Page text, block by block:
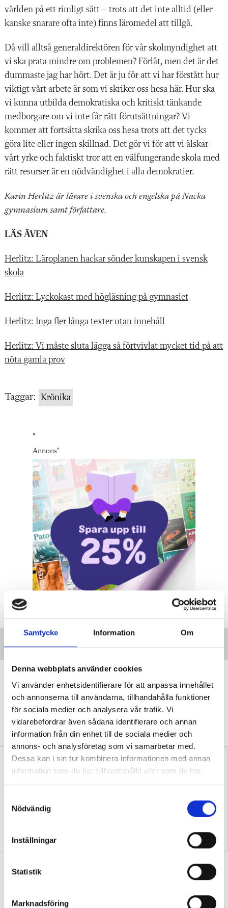
Samtycke Information Om
Denna webbplats använder cookies
Vi använder enhetsidentifierare för att anpassa innehållet
och annonserna till användarna, tillhandahålla funktioner
för sociala medier och analysera vår trafik. Vi
vidarebefordrar även sådana identifierare och annan
information från din enhet till de sociala medier och
annons- och analysföretag som vi samarbetar med.
Dessa kan i sin tur kombinera informationen med annan
information som du har tillhandahållit eller som de har
samlat in när du har använt deras tjänster.
Nödvändig
Inställningar
Statistik
Marknadsföring
världen på ett rimligt sätt – trots att det inte alltid (eller
kanske snarare ofta inte) finns läromedel att tillgå.
Då vill alltså generaldirektören för vår skolmyndighet att
vi ska prata mindre om problemen? Förlåt, men det är det
dummaste jag har hört. Det är ju för att vi har förstått hur
viktigt vårt arbete är som vi skriker oss hesa här. Hur ska
vi kunna utbilda demokratiska och kritiskt tänkande
medborgare om vi inte får rätt förutsättningar? Vi
kommer att fortsätta skrika oss hesa trots att det tycks
göra lite eller ingen skillnad. Det gör vi för att vi älskar
vårt yrke och faktiskt tror att en välfungerande skola med
rätt resurser är en nödvändighet i alla demokratier.
Karin Herlitz är lärare i svenska och engelska på Nacka
gymnasium samt författare.
LÄS ÄVEN
Herlitz: Läroplanen hackar sönder kunskapen i svensk
skola
Herlitz: Lyckokast med högläsning på gymnasiet
Herlitz: Inga fler långa texter utan innehåll
Herlitz: Vi måste sluta lägga så förtvivlat mycket tid på att
nöta gamla prov
Taggar: Krönika
"
Annons"
”Transspråkande har fått genomslag
av en anledning”
DEBATT
Professorn: Problematiskt att
stämpla transspråkande som en ”trend” eller
historia
Debatt: Mardröm att många elever